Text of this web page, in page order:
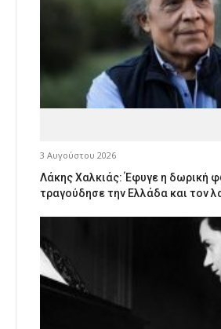
3 Αυγούστου 2026
Λάκης Χαλκιάς: Έφυγε η δωρική
τραγούδησε την Ελλάδα και τον